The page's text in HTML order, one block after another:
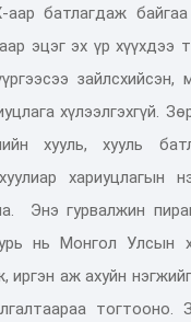
аарбатлагдаж байгаа
эцэг эх үр хүүхдээ
зайлсхийсэн,
хүлээлгэхгүй. Зө
хууль,хууль
хариуцлагын
Энэгурвалжин
нь Монгол Улсын
аж ахуйн
тогтооно. З